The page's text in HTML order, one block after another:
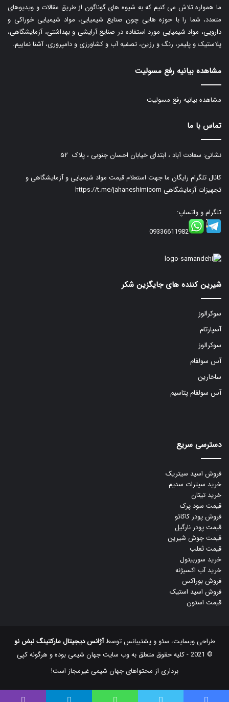
ما همواره تلاش می کنیم که به شیوه های گوناگون از طریق مقالات و ویدیوهای
متعدد، شما را با حوزه هایی چون صنایع شیمیایی، مواد شیمیایی خوراکی و
دارویی، مواد شیمیایی مورد استفاده در صنایع آرایشی و بهداشتی، آزمایشگاهی،
پلاستیک و پلیمر، رنگ و رزین، تصفیه آب و کشاورزی و دامپروری، آشنا نماییم.
مشاهده بیانیه رفع مسولیت
مشاهده بیانیه رفع مسولیت
تماس با ما
نشانی: سعادت آباد ، ابتدای خیابان احسان جنوبی ، پلاک ۵۲
کانال تلگرام رایگان ما جهت استعلام قیمت مواد شیمیایی و آزمایشگاهی و
تجهیزات آزمایشگاهی https://t.me/jahaneshimicom
تلگرام و واتساپ:
09336611982
شیرین کننده های جایگزین شکر
سوکرالوز
آسپارتام
سوکرالوز
آس سولفام
ساخارین
آس سولفام پتاسیم
دسترسی سریع
فروش اسید سیتریک
خرید سیترات سدیم
خرید تیتان
قیمت سود پرک
فروش پودر کاکائو
قیمت پودر نارگیل
قیمت جوش شیرین
قیمت ثعلب
خرید سوربیتول
خرید آب اکسیژنه
فروش بوراکس
فروش اسید استیک
قیمت استون
طراحی وبسایت، سئو و پشتیبانس توسطآژانس دیجیتال مارکتینگ نبض نو
© 2021 - کلیه حقوق متعلق به وب سایت جهان شیمی بوده و هرگونه کپی
‌برداری از محتواهای جهان شیمی غیرمجاز است!